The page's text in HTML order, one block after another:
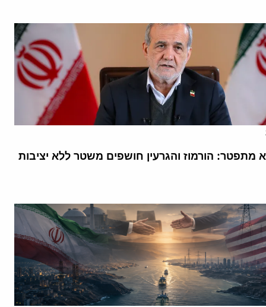
מתפטר: הורמוז והגרעין חושפים משטר ללא יציבות